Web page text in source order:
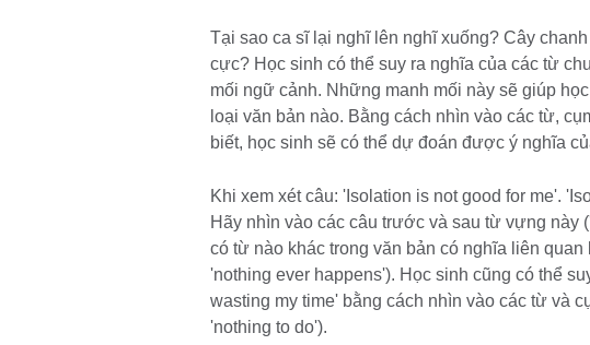
Tại sao ca sĩ lại nghĩ lên nghĩ xuống? Cây
cực? Học sinh có thể suy ra nghĩa của các từ
mối ngữ cảnh. Những manh mối này sẽ giúp
loại văn bản nào. Bằng cách nhìn vào các từ,
biết, học sinh sẽ có thể dự đoán được ý nghĩa
Khi xem xét câu: 'Isolation is not good for me'.
Hãy nhìn vào các câu trước và sau từ vựng này
có từ nào khác trong văn bản có nghĩa liên
'nothing ever happens'). Học sinh cũng có thể
wasting my time' bằng cách nhìn vào các từ và
'nothing to do').